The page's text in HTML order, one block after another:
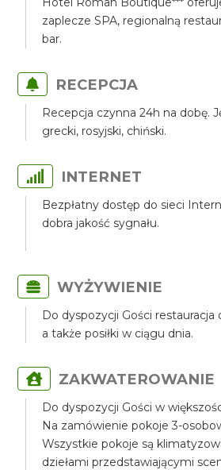
zaplecze SPA, regionalną
bar.
RECEPCJA
Recepcja czynna 24h na dobę.
grecki, rosyjski, chiński.
INTERNET
Bezpłatny dostęp do sieci
dobra jakość sygnału.
WYŻYWIENIE
Do dyspozycji Gości restauracja
a także posiłki w ciągu dnia.
ZAKWATEROWANIE
Do dyspozycji Gości w
Na zamówienie pokoje 3-
Wszystkie pokoje są
dziełami przedstawiającymi